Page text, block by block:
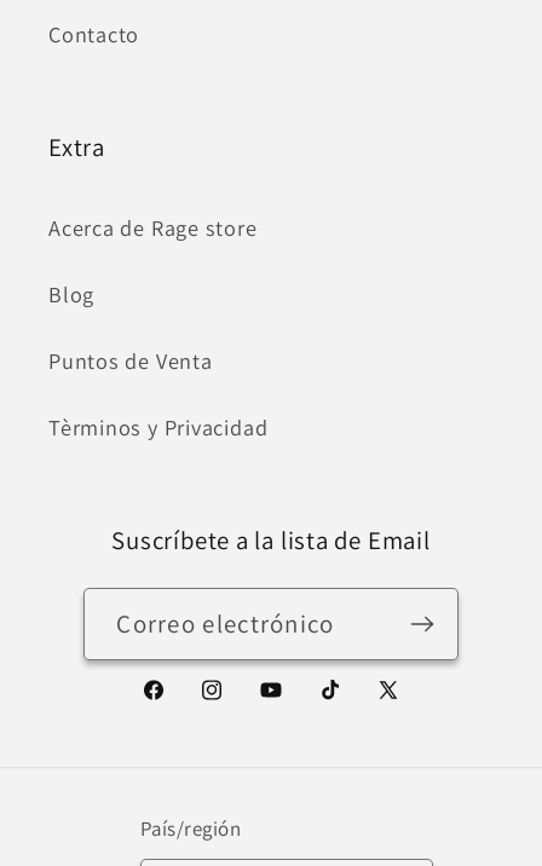
Contacto
Extra
Acerca de Rage store
Blog
Puntos de Venta
Tèrminos y Privacidad
Suscríbete a la lista de Email
Correo electrónico
FacebookInstagramYouTubeTikTokX
País/región